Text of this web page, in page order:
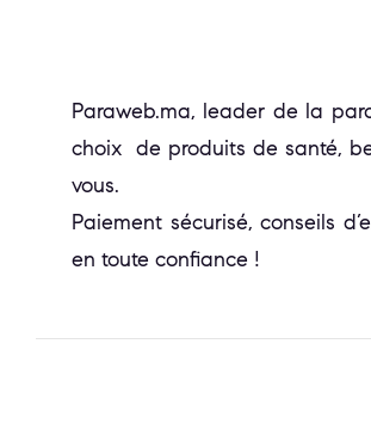
Paraweb.ma, leader de la
choix de produits de santé,
vous.
Paiement sécurisé, conseils
en toute confiance !